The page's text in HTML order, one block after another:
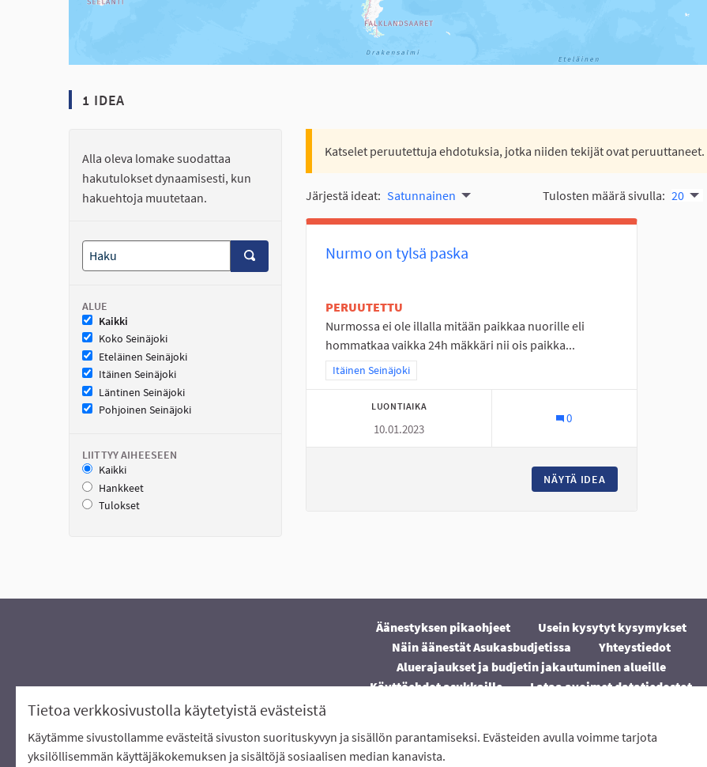
Tietoa verkkosivustolla käytetyistä evästeistä
Käytämme sivustollamme evästeitä sivuston suorituskyvyn ja sisällön parantamiseksi. Evästeiden avulla voimme tarjota
yksilöllisemmän käyttäjäkokemuksen ja sisältöjä sosiaalisen median kanavista.
1 IDEA
Alla oleva lomake suodattaa
hakutulokset dynaamisesti, kun
hakuehtoja muutetaan.
ALUE
Kaikki
Koko Seinäjoki
Eteläinen Seinäjoki
Itäinen Seinäjoki
Läntinen Seinäjoki
Pohjoinen Seinäjoki
LIITTYY AIHEESEEN
Kaikki
Hankkeet
Tulokset
Katselet peruutettuja ehdotuksia, jotka niiden tekijät ovat peruuttaneet.
Järjestä ideat: Satunnainen Tulosten määrä sivulla: 20
Nurmo on tylsä paska
PERUUTETTU
Nurmossa ei ole illalla mitään paikkaa nuorille eli
hommatkaa vaikka 24h mäkkäri nii ois paikka...
Rajaa tulokset teeman mukaan: Itäinen Seinäjoki
Itäinen Seinäjoki
LUONTIAIKA
10.01.2023
0
NÄYTÄ IDEA
Äänestyksen pikaohjeet
Usein kysytyt kysymykset
Näin äänestät Asukasbudjetissa
Yhteystiedot
Aluerajaukset ja budjetin jakautuminen alueille
Käyttöehdot asukkaille
Lataa avoimet datatiedostot
Verkkosivusto luotuvapaan ohjelmiston
avulla.